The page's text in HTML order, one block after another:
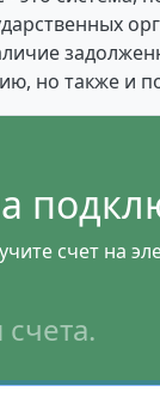
но также и
счет на